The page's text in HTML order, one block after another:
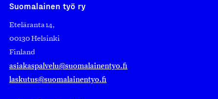
Suomalainen työ ry
Eteläranta 14,
00130 Helsinki
Finland
asiakaspalvelu@suomalainentyo.fi
laskutus@suomalainentyo.fi